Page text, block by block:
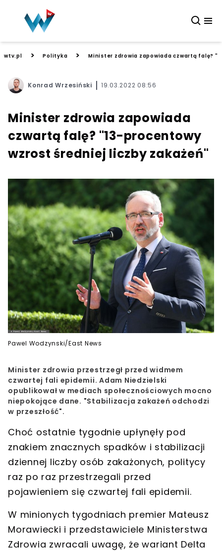
wtv.pl > Polityka > Minister zdrowia zapowiada czwartą falę?
Konrad Wrzesiński 19.03.2022 08:56
Minister zdrowia zapowiada
czwartą falę? "13-procentowy
wzrost średniej liczby zakażeń"
Pawel Wodzynski/East News
Minister zdrowia przestrzegł przed widmem
czwartej fali epidemii. Adam Niedzielski
opublikował w mediach społecznościowych mocno
niepokojące dane. "Stabilizacja zakażeń odchodzi
w przeszłość".
Choć ostatnie tygodnie upłynęły pod
znakiem znacznych spadków i stabilizacji
dziennej liczby osób zakażonych, politycy
raz po raz przestrzegali przed
pojawieniem się czwartej fali epidemii.
W minionych tygodniach premier Mateusz
Morawiecki i przedstawiciele Ministerstwa
Zdrowia zwracali uwagę, żewariant Delta